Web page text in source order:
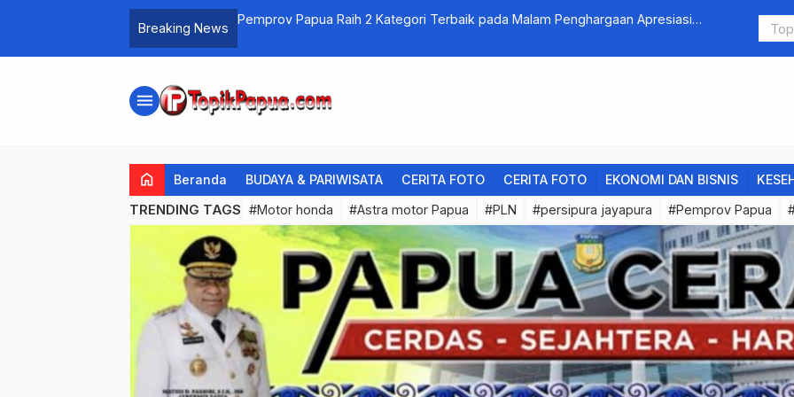
Breaking News
Pemprov Papua Raih 2 Kategori Terbaik pada Malam Penghargaan Apresiasi
Jabat Plt
Laporan
menu
home Beranda BUDAYA & PARIWISATA CERITA FOTO CERITA FOTO EKONOMI DAN BISNIS
TRENDING TAGS #Motor honda #Astra motor Papua #PLN #persipura jayapura #Pemprov Papua